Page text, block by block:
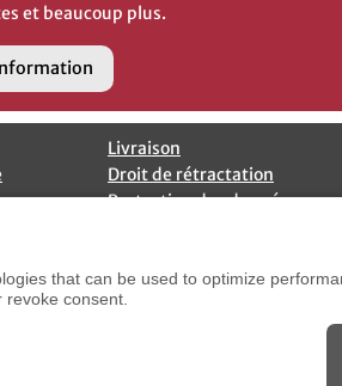
et beaucoup plus.
Livraison
Droit de rétractation
Protection des données